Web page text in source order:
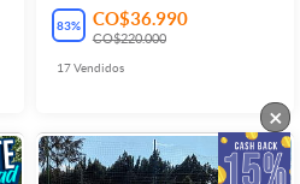
83% CO$36.990
CO$220.000
17Vendidos
×